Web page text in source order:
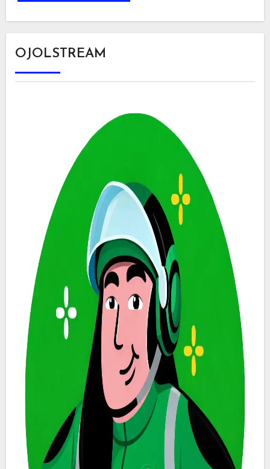
OJOLSTREAM